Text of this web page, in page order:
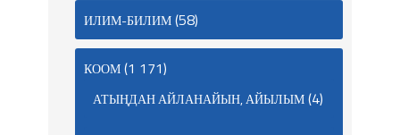
ИЛИМ-БИЛИМ(58)
КООМ(1 171)
АТЫҢДАН АЙЛАНАЙЫН, АЙЫЛЫМ(4)